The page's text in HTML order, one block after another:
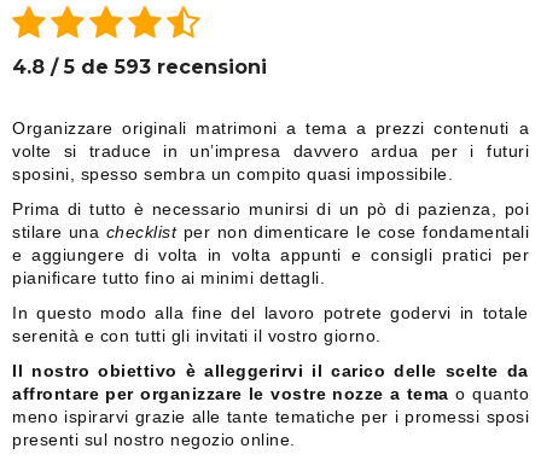
4.8 / 5 de 593 recensioni
Organizzare originali matrimoni a tema a prezzi contenuti a
volte si traduce in un’impresa davvero ardua per i futuri
sposini, spesso sembra un compito quasi impossibile.
Prima di tutto è necessario munirsi di un pò di pazienza, poi
stilare una checklistper non dimenticare le cose fondamentali
e aggiungere di volta in volta appunti e consigli pratici per
pianificare tutto fino ai minimi dettagli.
In questo modo alla fine del lavoro potrete godervi in totale
serenità e con tutti gli invitati il vostro giorno.
Il nostro obiettivo è alleggerirvi il carico delle scelte da
affrontare per organizzare le vostre nozze a tema o quanto
meno ispirarvi grazie alle tante tematiche per i promessi sposi
presenti sul nostro negozio online.